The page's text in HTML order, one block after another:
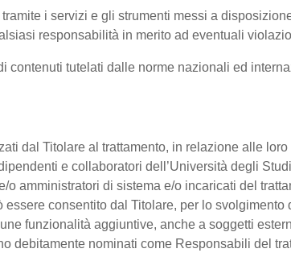
i servizi e gli strumenti messi a
responsabilità in merito ad eventuali
contenuti tutelati dalle norme nazionali ed
dal Titolare al trattamento, in relazione alle
e collaboratori dell’Università degli
amministratori di sistema e/o incaricati del
consentito dal Titolare, per lo
funzionalità aggiuntive, anche a soggetti
nominati come Responsabili del